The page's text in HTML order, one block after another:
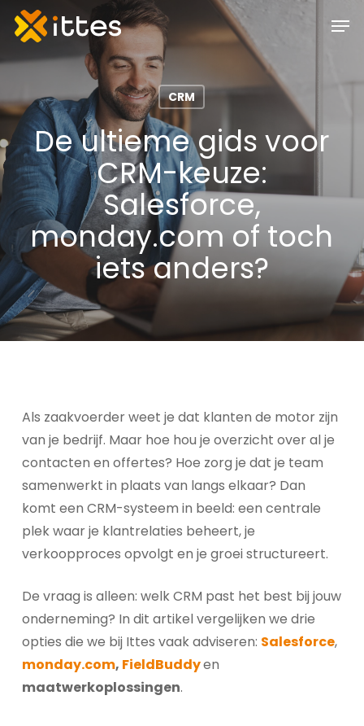
Skip
main
CRM
De ultieme gids voor
CRM-keuze:
Salesforce,
monday.com of toch
iets anders?
Als zaakvoerder weet je dat klanten de motor zijn
van je bedrijf. Maar hoe hou je overzicht over al je
contacten en offertes? Hoe zorg je dat je team
samenwerkt in plaats van langs elkaar? Dan
komt een CRM-systeem in beeld: een centrale
plek waar je klantrelaties beheert, je
verkoopproces opvolgt en je groei structureert.
De vraag is alleen: welk CRM past het best bij jouw
onderneming? In dit artikel vergelijken we drie
opties die we bij Ittes vaak adviseren: Salesforce,
monday.com, FieldBuddyen
maatwerkoplossingen.